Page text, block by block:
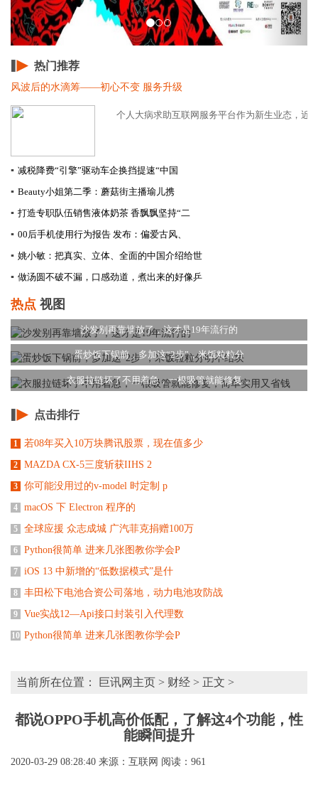
热门推荐
风波后的水滴筹——初心不变 服务升级
个人大病求助互联网服务平台作为新生业态，近
▪ 减税降费“引擎”驱动车企换挡提速​“中国
▪ Beauty小姐第二季：蘑菇街主播瑜儿携
▪ 打造专职队伍销售液体奶茶 香飘飘坚持“二
▪ 00后手机使用行为报告 发布：偏爱古风、
▪ 姚小敏：把真实、立体、全面的中国介绍给世
▪ 做汤圆不破不漏，口感劲道，煮出来的好像乒
热点 视图
沙发别再靠墙放了，这才是19年流行的
蛋炒饭下锅前，多加这“2步”，米饭粒粒分
衣服拉链坏了不用着急，一根吸管就能修复，
点击排行
1 若08年买入10万块腾讯股票，现在值多少
2 MAZDA CX-5三度斩获IIHS 2
3 你可能没用过的v-model 时定制 p
4 macOS 下 Electron 程序的
5 全球应援 众志成城 广汽菲克捐赠100万
6 Python很简单 进来几张图教你学会P
7 iOS 13 中新增的“低数据模式”是什
8 丰田松下电池合资公司落地，动力电池攻防战
9 Vue实战12—Api接口封装引入代理数
10 Python很简单 进来几张图教你学会P
当前所在位置： 巨讯网主页 > 财经 > 正文 >
都说OPPO手机高价低配，了解这4个功能，性
能瞬间提升
2020-03-29 08:28:40 来源：互联网 阅读：961